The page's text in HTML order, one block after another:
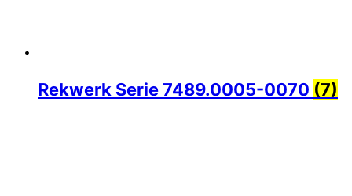
Rekwerk Serie 7489.0005-0070 (7)